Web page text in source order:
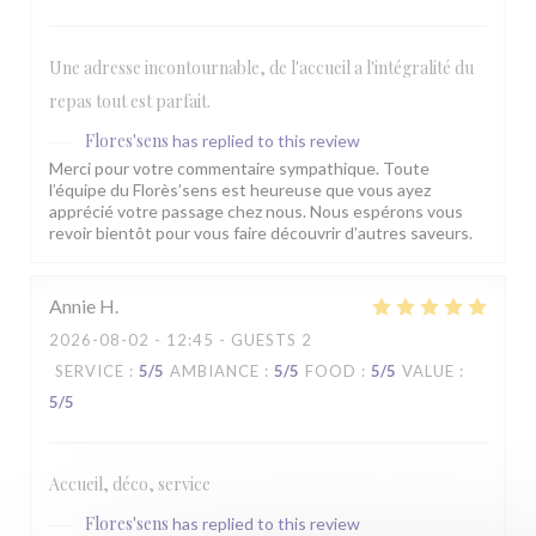
Une adresse incontournable, de l'accueil a l'intégralité du
repas tout est parfait.
Flores'sens has replied to this review
Merci pour votre commentaire sympathique. Toute
l’équipe du Florès’sens est heureuse que vous ayez
apprécié votre passage chez nous. Nous espérons vous
revoir bientôt pour vous faire découvrir d’autres saveurs.
Annie H
2026-08-02 - 12:45 - GUESTS 2
SERVICE : 5/5 AMBIANCE : 5/5 FOOD : 5/5 VALUE :
5/5
Accueil, déco, service
Flores'sens has replied to this review